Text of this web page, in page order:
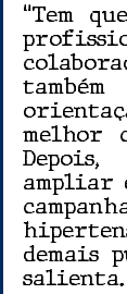
“Tem
melhor
ampliar
demais
salienta.